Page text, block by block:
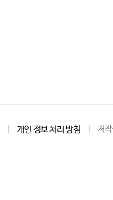
개인 정보 처리 방침 저